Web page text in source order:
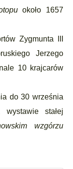
około 1657
Zygmunta III
Jerzego
10 krajcarów
do 30 września
stałej
wzgórzu